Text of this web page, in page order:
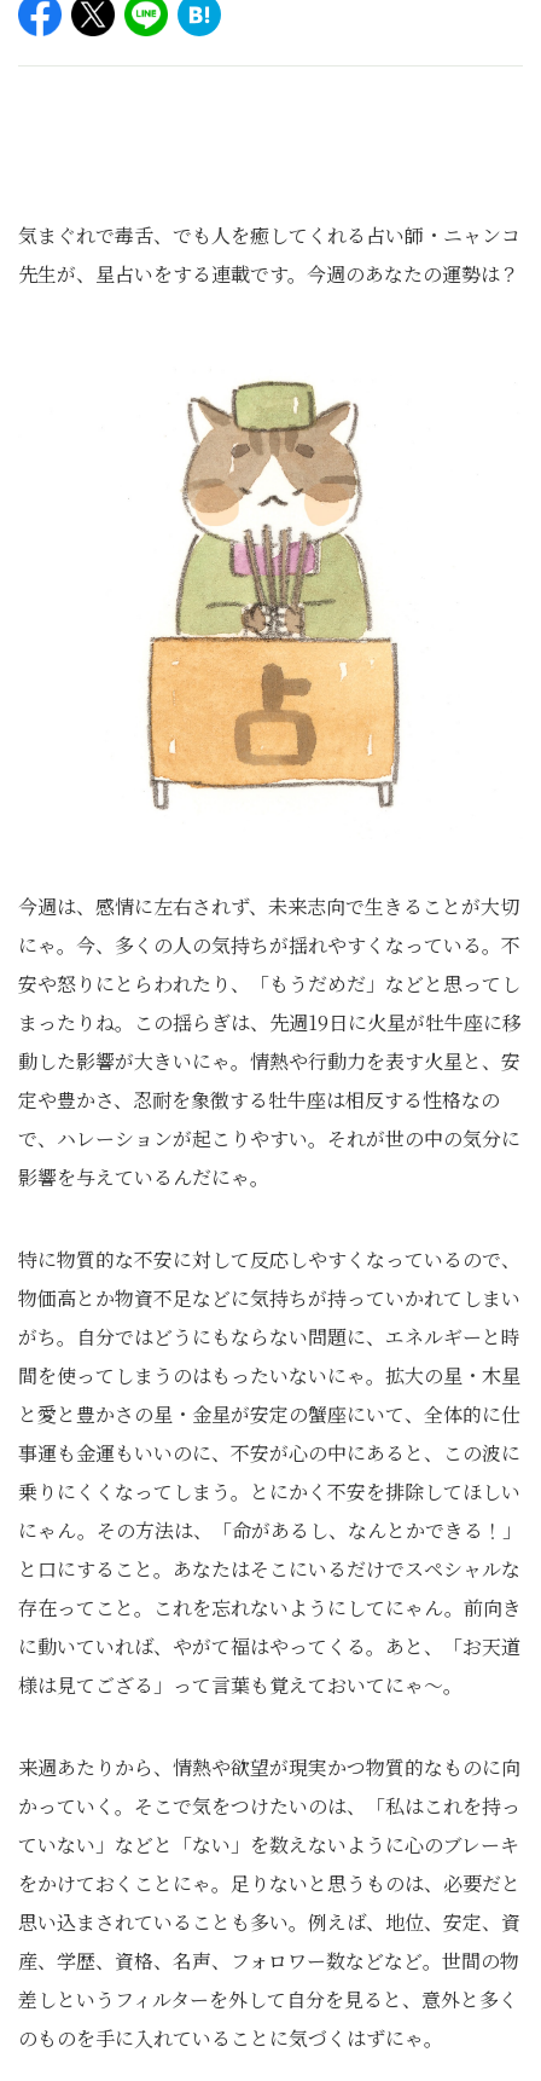
気まぐれで毒舌、でも人を癒してくれる占い師・ニャンコ
先生が、星占いをする連載です。今週のあなたの運勢は？
今週は、感情に左右されず、未来志向で生きることが大切
にゃ。今、多くの人の気持ちが揺れやすくなっている。不
安や怒りにとらわれたり、「もうだめだ」などと思ってし
まったりね。この揺らぎは、先週19日に火星が牡牛座に移
動した影響が大きいにゃ。情熱や行動力を表す火星と、安
定や豊かさ、忍耐を象徴する牡牛座は相反する性格なの
で、ハレーションが起こりやすい。それが世の中の気分に
影響を与えているんだにゃ。
特に物質的な不安に対して反応しやすくなっているので、
物価高とか物資不足などに気持ちが持っていかれてしまい
がち。自分ではどうにもならない問題に、エネルギーと時
間を使ってしまうのはもったいないにゃ。拡大の星・木星
と愛と豊かさの星・金星が安定の蟹座にいて、全体的に仕
事運も金運もいいのに、不安が心の中にあると、この波に
乗りにくくなってしまう。とにかく不安を排除してほしい
にゃん。その方法は、「命があるし、なんとかできる！」
と口にすること。あなたはそこにいるだけでスペシャルな
存在ってこと。これを忘れないようにしてにゃん。前向き
に動いていれば、やがて福はやってくる。あと、「お天道
様は見てござる」って言葉も覚えておいてにゃ〜。
来週あたりから、情熱や欲望が現実かつ物質的なものに向
かっていく。そこで気をつけたいのは、「私はこれを持っ
ていない」などと「ない」を数えないように心のブレーキ
をかけておくことにゃ。足りないと思うものは、必要だと
思い込まされていることも多い。例えば、地位、安定、資
産、学歴、資格、名声、フォロワー数などなど。世間の物
差しというフィルターを外して自分を見ると、意外と多く
のものを手に入れていることに気づくはずにゃ。